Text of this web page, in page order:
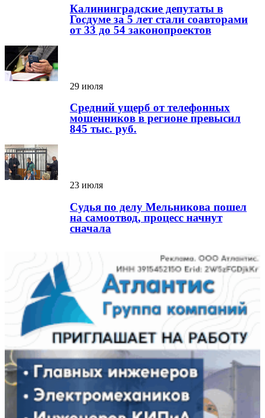
Калининградские депутаты в
Госдуме за 5 лет стали соавторами
от 33 до 54 законопроектов
29 июля
Средний ущерб от телефонных
мошенников в регионе превысил
845 тыс. руб.
23 июля
Судья по делу Мельникова пошел
на самоотвод, процесс начнут
сначала